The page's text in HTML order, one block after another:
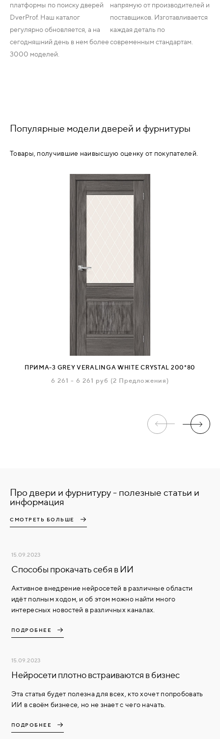
платформы по поиску дверей
DverProf. Наш каталог
регулярно обновляется, а на
сегодняшний день в нем более
3000 моделей.
напрямую от производителей и
поставщиков. Изготавливается
каждая деталь по
современным стандартам.
Популярные модели дверей и фурнитуры
Товары, получившие наивысшую оценку от покупателей.
ПРИМА-3 GREY VERALINGA WHITE СRYSTAL 200*80
6 261 - 6 261 руб (2 Предложения)
Про двери и фурнитуру - полезные статьи и
информация
СМОТРЕТЬ БОЛЬШЕ
15.09.2023
Способы прокачать себя в ИИ
Активное внедрение нейросетей в различные области
идёт полным ходом, и об этом можно найти много
интересных новостей в различных каналах.
ПОДРОБНЕЕ
15.09.2023
Нейросети плотно встраиваются в бизнес
Эта статья будет полезна для всех, кто хочет попробовать
ИИ в своём бизнесе, но не знает с чего начать.
ПОДРОБНЕЕ